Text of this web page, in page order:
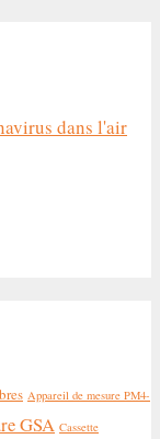
dans l'air
Appareil de mesure PM4-
GSA Cassette